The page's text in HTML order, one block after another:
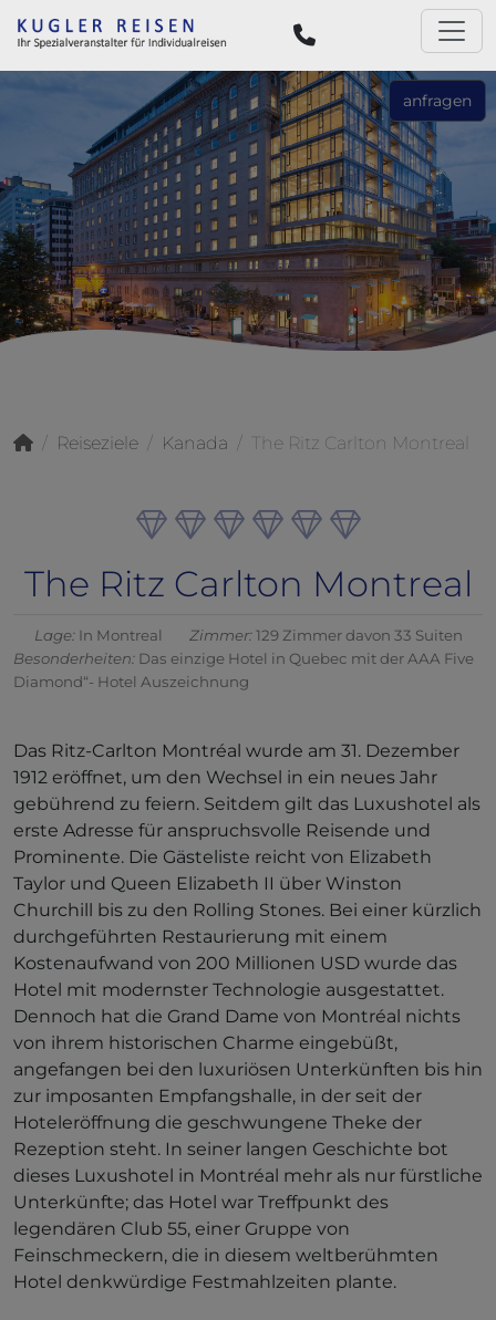
anfragen
Reiseziele Kanada The Ritz Carlton Montreal
The Ritz Carlton Montreal
Lage:In Montreal Zimmer:129 Zimmer davon 33 Suiten
Besonderheiten: Das einzige Hotel in Quebec mit der AAA Five
Diamond“- Hotel Auszeichnung
Das Ritz-Carlton Montréal wurde am 31. Dezember
1912 eröffnet, um den Wechsel in ein neues Jahr
gebührend zu feiern. Seitdem gilt das Luxushotel als
erste Adresse für anspruchsvolle Reisende und
Prominente. Die Gästeliste reicht von Elizabeth
Taylor und Queen Elizabeth II über Winston
Churchill bis zu den Rolling Stones. Bei einer kürzlich
durchgeführten Restaurierung mit einem
Kostenaufwand von 200 Millionen USD wurde das
Hotel mit modernster Technologie ausgestattet.
Dennoch hat die Grand Dame von Montréal nichts
von ihrem historischen Charme eingebüßt,
angefangen bei den luxuriösen Unterkünften bis hin
zur imposanten Empfangshalle, in der seit der
Hoteleröffnung die geschwungene Theke der
Rezeption steht. In seiner langen Geschichte bot
dieses Luxushotel in Montréal mehr als nur fürstliche
Unterkünfte; das Hotel war Treffpunkt des
legendären Club 55, einer Gruppe von
Feinschmeckern, die in diesem weltberühmten
Hotel denkwürdige Festmahlzeiten plante.